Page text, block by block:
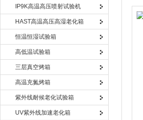
IP9K高温高压喷射试验机
HAST高温高压高湿老化箱
恒温恒湿试验箱
高低温试验箱
三层真空烤箱
高温充氮烤箱
紫外线耐候老化试验箱
UV紫外线加速老化箱